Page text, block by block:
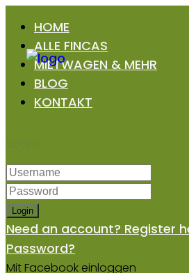
HOME
ALLE FINCAS
MIETWAGEN & MEHR
BLOG
KONTAKT
Login
Login
Need an account? Register
Password?
Mit Facebook einloggen